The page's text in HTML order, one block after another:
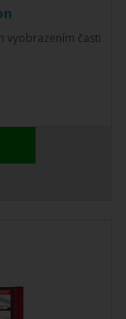
vyobrazením časti